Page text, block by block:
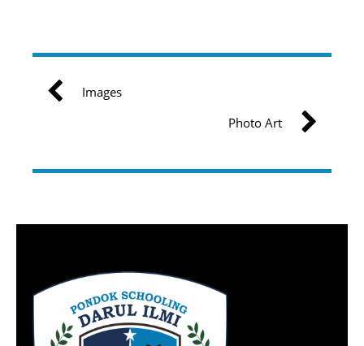
Images
Photo Art